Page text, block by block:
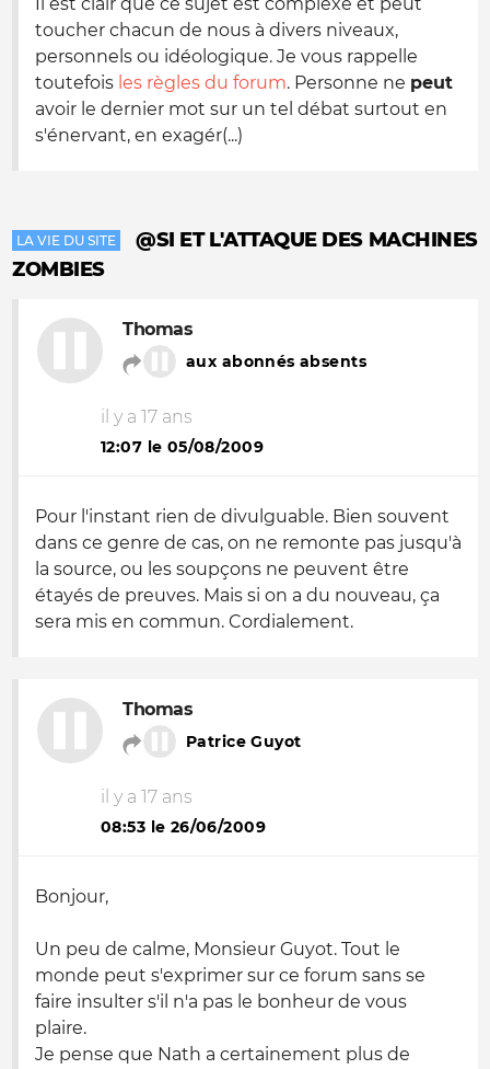
toucher chacun de nous à divers niveaux,
personnels ou idéologique. Je vous rappelle
toutefois les règles du forum. Personne ne peut
avoir le dernier mot sur un tel débat surtout en
s'énervant, en exagér(...)
LA VIE DU SITE
@SI ET L'ATTAQUE DES MACHINES
ZOMBIES
Thomas
aux abonnés absents
il y a 17 ans
12:07 le 05/08/2009
Pour l'instant rien de divulguable. Bien souvent
dans ce genre de cas, on ne remonte pas jusqu'à
la source, ou les soupçons ne peuvent être
étayés de preuves. Mais si on a du nouveau, ça
sera mis en commun. Cordialement.
Thomas
Patrice Guyot
il y a 17 ans
08:53 le 26/06/2009
Bonjour,
Un peu de calme, Monsieur Guyot. Tout le
monde peut s'exprimer sur ce forum sans se
faire insulter s'il n'a pas le bonheur de vous
plaire.
Je pense que Nath a certainement plus de